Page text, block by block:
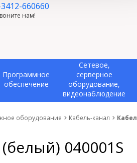
660660
нам!
Программное
обеспечение
Сетевое,
серверное
оборудование,
видеонаблюдение
оборудование Кабель-канал
040001S